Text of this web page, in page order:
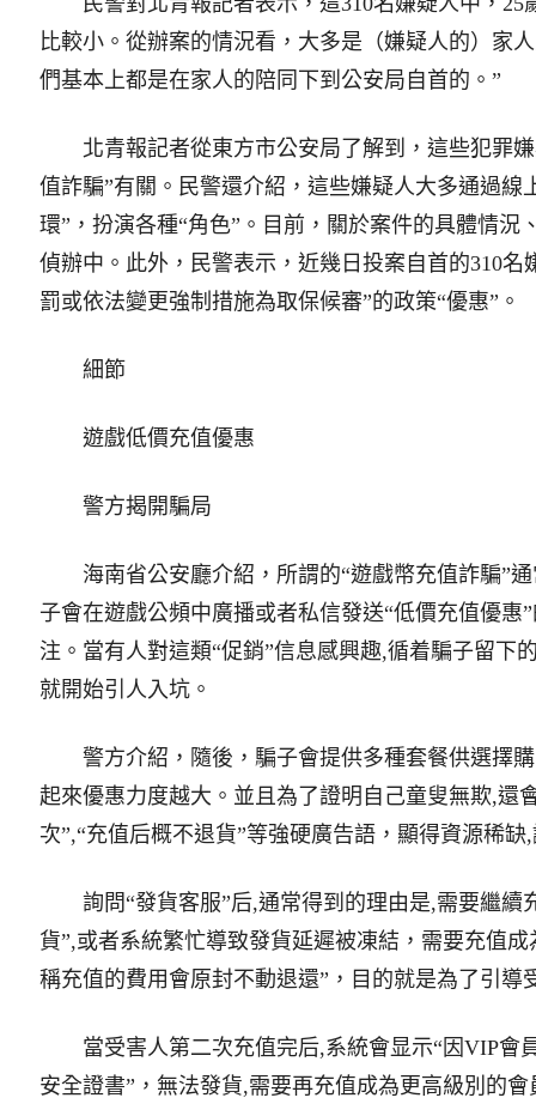
比較小。從辦案的情況看，大多是（嫌疑人的）家
們基本上都是在家人的陪同下到公安局自首的。”
北青報記者從東方市公安局了解到，這些犯罪嫌
值詐騙”有關。民警還介紹，這些嫌疑人大多通過線
環”，扮演各種“角色”。目前，關於案件的具體情況
偵辦中。此外，民警表示，近幾日投案自首的310名
罰或依法變更強制措施為取保候審”的政策“優惠”。
細節
遊戲低價充值優惠
警方揭開騙局
海南省公安廳介紹，所謂的“遊戲幣充值詐騙”通
子會在遊戲公頻中廣播或者私信發送“低價充值優惠
注。當有人對這類“促銷”信息感興趣,循着騙子留下
就開始引人入坑。
警方介紹，隨後，騙子會提供多種套餐供選擇購
起來優惠力度越大。並且為了證明自己童叟無欺,還
次”,“充值后概不退貨”等強硬廣告語，顯得資源稀
詢問“發貨客服”后,通常得到的理由是,需要繼續
貨”,或者系統繁忙導致發貨延遲被凍結，需要充值
稱充值的費用會原封不動退還”，目的就是為了引導
當受害人第二次充值完后,系統會显示“因VIP會
安全證書”，無法發貨,需要再充值成為更高級別的